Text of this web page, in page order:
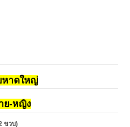
หาดใหญ่
ย-หญิง
ขวบ)